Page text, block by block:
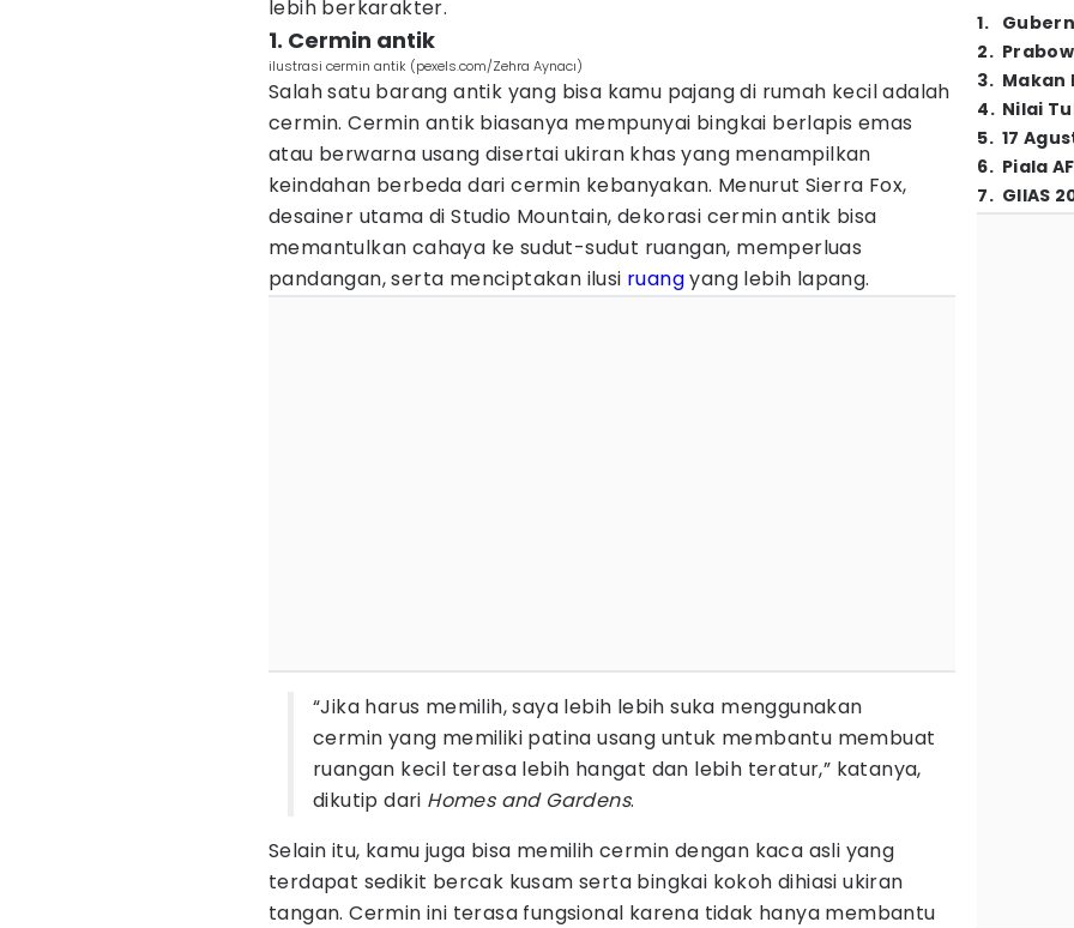
lebih berkarakter.
1. Cermin antik
ilustrasi cermin antik (pexels.com/Zehra Aynacı)
Salah satu barang antik yang bisa kamu pajang di rumah kecil adalah
cermin. Cermin antik biasanya mempunyai bingkai berlapis emas
atau berwarna usang disertai ukiran khas yang menampilkan
keindahan berbeda dari cermin kebanyakan. Menurut Sierra Fox,
desainer utama di Studio Mountain, dekorasi cermin antik bisa
memantulkan cahaya ke sudut-sudut ruangan, memperluas
pandangan, serta menciptakan ilusi ruangyang lebih lapang.
“Jika harus memilih, saya lebih lebih suka menggunakan
cermin yang memiliki patina usang untuk membantu membuat
ruangan kecil terasa lebih hangat dan lebih teratur,” katanya,
dikutip dari Homes and Gardens.
Selain itu, kamu juga bisa memilih cermin dengan kaca asli yang
terdapat sedikit bercak kusam serta bingkai kokoh dihiasi ukiran
tangan. Cermin ini terasa fungsional karena tidak hanya membantu
1.
2.
3. Makan
4. Nilai
5. 17
6. Piala
7. GIIAS